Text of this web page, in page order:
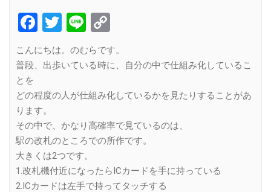
Facebook
Twitter
Line
Link
こんにちは。のむらです。
普段、出歩いている時に、自分の中で仕組み化しているこ
とを
どの程度の人が仕組み化しているかを見たりすることがあ
ります。
その中で、かなり高確率で見ているのは、
駅の改札のところでの所作です。
大きくは2つです。
1.改札機付近になったらICカードを手に持っている
2.ICカードは左手で持ってタッチする